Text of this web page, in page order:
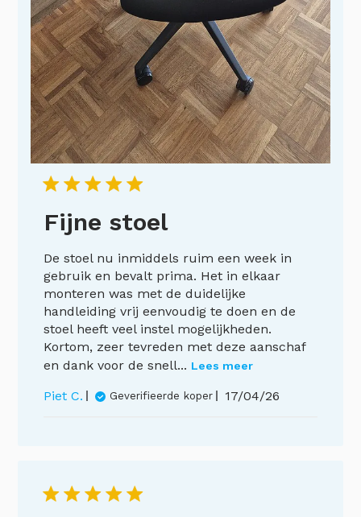
Fijne stoel
De stoel nu inmiddels ruim een week in
gebruik en bevalt prima. Het in elkaar
monteren was met de duidelijke
handleiding vrij eenvoudig te doen en de
stoel heeft veel instel mogelijkheden.
Kortom, zeer tevreden met deze aanschaf
en dank voor de snell... Lees meer
Piet C. Geverifieerde koper Publicatiedatum
17/04/26